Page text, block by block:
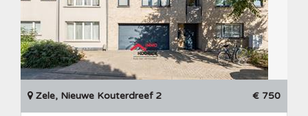
Zele, Nieuwe Kouterdreef 2 € 750